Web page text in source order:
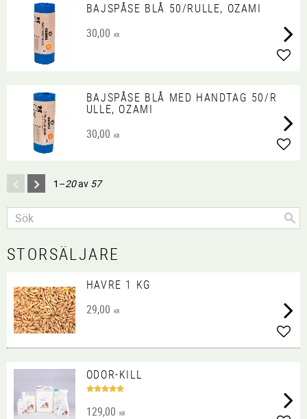
BAJSPÅSE BLÅ 50/RULLE, OZAMI
30,00 KR
BAJSPÅSE BLÅ MED HANDTAG 50/R
ULLE, OZAMI
30,00 KR
1–20av 57
STORSÄLJARE
HAVRE 1 KG
29,00 KR
ODOR-KILL
129,00 KR